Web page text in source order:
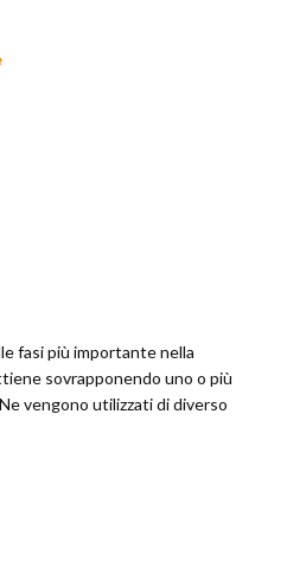
fasi più importante nella
sovrapponendo uno o più
vengono utilizzati di diverso